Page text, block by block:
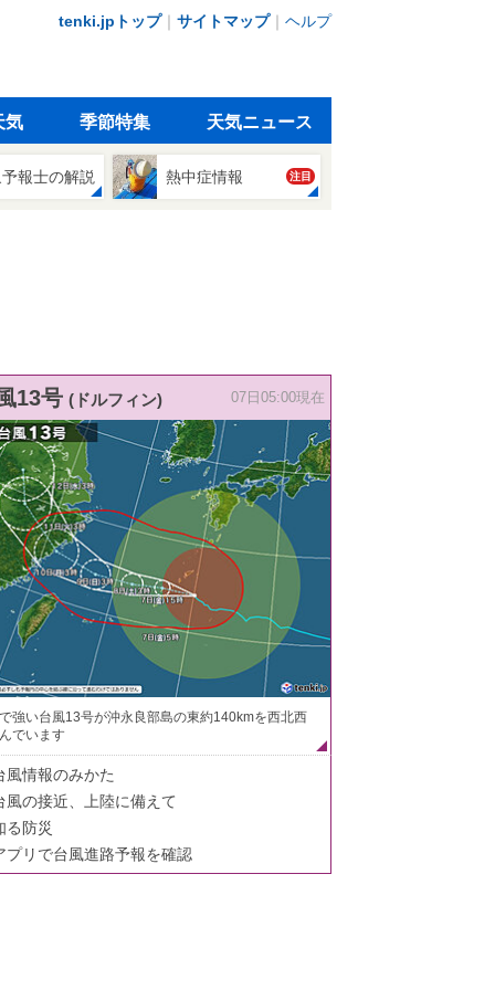
tenki.jpトップ｜ サイトマップ｜ ヘルプ
気 季節特集 天気ニュース
報士の解説 熱中症情報 注目
13号 (ドルフィン) 07日05:00現在
強い台風13号が沖永良部島の東約140kmを西北西
でいます
風情報のみかた
風の接近、上陸に備えて
る防災
プリで台風進路予報を確認